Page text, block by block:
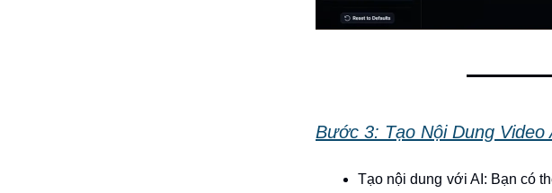
Bước 3: Tạo Nội Dung Video
Tạo nội dung với AI: Bạn có